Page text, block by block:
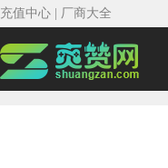
充值中心 厂商大全